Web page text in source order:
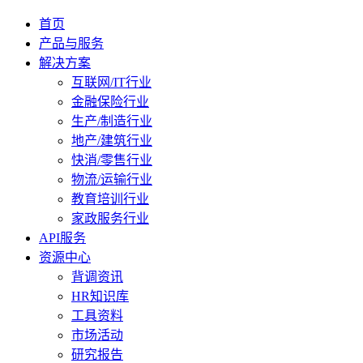
首页
产品与服务
解决方案
互联网/IT行业
金融保险行业
生产/制造行业
地产/建筑行业
快消/零售行业
物流/运输行业
教育培训行业
家政服务行业
API服务
资源中心
背调资讯
HR知识库
工具资料
市场活动
研究报告